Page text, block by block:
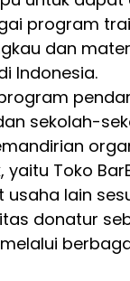
program
dan
Indonesia.
sekolah-
Toko
usaha lain
donatur